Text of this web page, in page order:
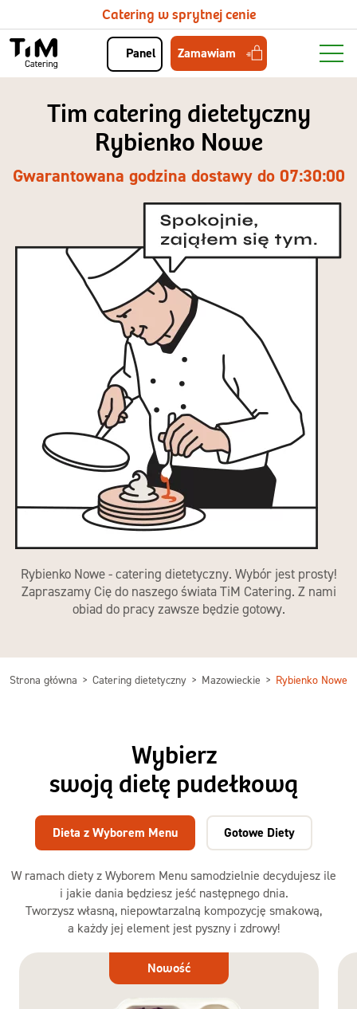
Catering w sprytnej cenie
Panel Zamawiam
Tim catering dietetyczny
Rybienko Nowe
Gwarantowana godzina dostawy do 07:30:00
Rybienko Nowe - catering dietetyczny. Wybór jest prosty!
Zapraszamy Cię do naszego świata TiM Catering. Z nami
obiad do pracy zawsze będzie gotowy.
Strona główna Catering dietetyczny Mazowieckie Rybienko Nowe
Wybierz
swoją dietę pudełkową
W ramach diety z Wyborem Menu samodzielnie decydujesz ile
i jakie dania będziesz jeść następnego dnia.
Tworzysz własną, niepowtarzalną kompozycję smakową,
a każdy jej element jest pyszny i zdrowy!
Dieta z Wyborem Menu Gotowe Diety
Dieta
Nowość